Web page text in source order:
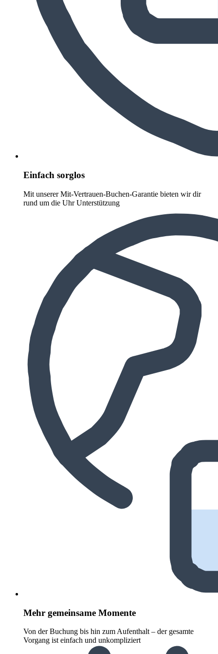
Einfach sorglos
Mit unserer Mit-Vertrauen-Buchen-Garantie bieten wir dir
rund um die Uhr Unterstützung
Mehr gemeinsame Momente
Von der Buchung bis hin zum Aufenthalt – der gesamte
Vorgang ist einfach und unkompliziert